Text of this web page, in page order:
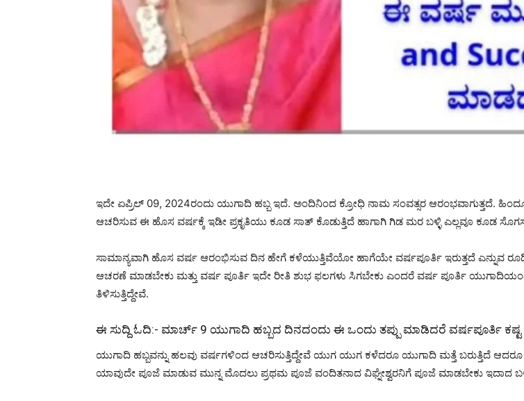
ಇದೇ ಏಪ್ರಿಲ್ 09, 2024ರಂದು ಯುಗಾದಿ ಹಬ್ಬ ಇದೆ. ಅಂದಿನಿಂದ ಕ್ರೋಧಿ ನಾಮ ಸಂವತ್ಸರ ಆರಂಭವಾಗುತ್ತದೆ.
ಆಚರಿಸುವ ಈ ಹೊಸ ವರ್ಷಕ್ಕೆ ಇಡೀ ಪ್ರಕೃತಿಯು ಕೂಡ ಸಾತ್ ಕೊಡುತ್ತಿದೆ ಹಾಗಾಗಿ ಗಿಡ ಮರ ಬಳ್ಳಿ ಎಲ್ಲವೂ ಕೂಡ
ಸಾಮಾನ್ಯವಾಗಿ ಹೊಸ ವರ್ಷ ಆರಂಭಿಸುವ ದಿನ ಹೇಗೆ ಕಳೆಯುತ್ತಿವೆಯೋ ಹಾಗೆಯೇ ವರ್ಷಪೂರ್ತಿ ಇರುತ್ತದೆ ಎನ್ನುವ
ಆಚರಣೆ ಮಾಡಬೇಕು ಮತ್ತು ವರ್ಷ ಪೂರ್ತಿ ಇದೇ ರೀತಿ ಶುಭ ಫಲಗಳು ಸಿಗಬೇಕು ಎಂದರೆ ವರ್ಷ ಪೂರ್ತಿ
ತಿಳಿಸುತ್ತಿದ್ದೇವೆ.
ಈ ಸುದ್ದಿ ಓದಿ:- ಮಾರ್ಚ್ 9 ಯುಗಾದಿ ಹಬ್ಬದ ದಿನದಂದು ಈ ಒಂದು ತಪ್ಪು ಮಾಡಿದರೆ ವರ್ಷಪೂರ್ತಿ ಕಷ್ಟ
ಯುಗಾದಿ ಹಬ್ಬವನ್ನು ಹಲವು ವರ್ಷಗಳಿಂದ ಆಚರಿಸುತ್ತಿದ್ದೇವೆ ಯುಗ ಯುಗ ಕಳೆದರೂ ಯುಗಾದಿ ಮತ್ತೆ ಬರುತ್ತಿದೆ
ಯಾವುದೇ ಪೂಜೆ ಮಾಡುವ ಮುನ್ನ ಮೊದಲು ಪ್ರಥಮ ಪೂಜೆ ವಂದಿತನಾದ ವಿಘ್ನೇಶ್ವರನಿಗೆ ಪೂಜೆ ಮಾಡಬೇಕು ಇದಾದ